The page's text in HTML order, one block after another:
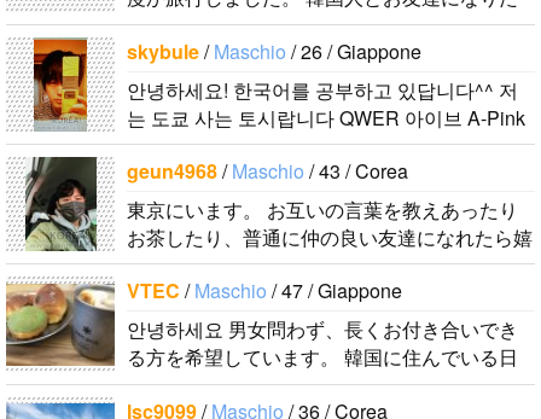
す。..
어요 일본에
가면 좋은 곳
소개 시켜주
면 감사하겠
습니다 반대
로 한국에 오
시면 가이드
해 드릴..
の時から興味
を持ちまし
た。 日本の
好きなところ
は文化や食べ
物です。 特
に街の雰囲気
が..
友達を作りた
いです。よろ
しくおねがい
します..
釣りに行くの
が本当に大好
はいい釣りス
ポットを探し
orea
日本の文化や
日常に興味が
あったので、
ペンパルを始
めました。
日本語を少し
ずつ勉強して
いるので、自
然に会話しな
がら実力を伸
ばしたいで
す。 もちろ
ん、私も韓国
くて登録しました。よろしくお願いします^..
skybule/Maschio / 26 / Giappone
안녕하세요! 한국어를 공부하고 있답니다^^ 저
는 도쿄 사는 토시랍니다 QWER 아이브 A-Pink
東方神起(5명) 하이라이트 세븐어클락 볼빨간사
춘기 JYJ AOA 9muses 좋아해요ㅎㅎㅎ 같이 한
국어..
geun4968/Maschio / 43 / Corea
東京にいます。 お互いの言葉を教えあったり
お茶したり、普通に仲の良い友達になれたら嬉
しいで..
VTEC /Maschio / 47 / Giappone
안녕하세요 男女問わず、長くお付き合いでき
る方を希望しています。 韓国に住んでいる日
本人男性です。 ハングルは幼稚園児以下のレ
ベルですが、少しずつ勉強しています。 音..
lsc9099/Maschio / 36 / Corea